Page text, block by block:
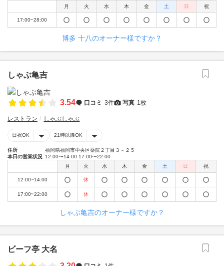
月
火 水 木 金 土 日 祝
17:00~28:00
博多 十八のオーナー様ですか？
しゃぶ亀吉
3.54 口コミ 3件 写真 1枚
レストラン しゃぶしゃぶ
日祝OK 21時以降OK
住所
福岡県福岡市中央区薬院２丁目３－２５
本日の営業状況 12:00〜14:00 17:00〜22:00
月
火 水 木 金 土 日 祝
12:00~14:00 休
17:00~22:00 休
しゃぶ亀吉のオーナー様ですか？
ビーフ亭 大名